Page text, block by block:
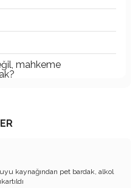
mahkeme
tartışılmalı
kaynağından pet bardak, alkol